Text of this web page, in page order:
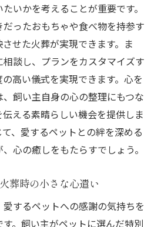
いかを考えることが重要です。
ったおもちゃや食べ物を持参す
せた火葬が実現できます。ま
談し、プランをカスタマイズす
高い儀式を実現できます。心を
飼い主自身の心の整理にもつな
える素晴らしい機会を提供しま
、愛するペットとの絆を深める
心の癒しをもたらすでしょう。
葬時の小さな心遣い
するペットへの感謝の気持ちを
。飼い主がペットに選んだ特別